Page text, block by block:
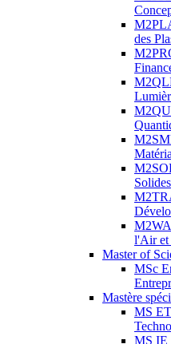
des
Solides
l'Air et
Master of
MSc
Mastère
MS
MS IE